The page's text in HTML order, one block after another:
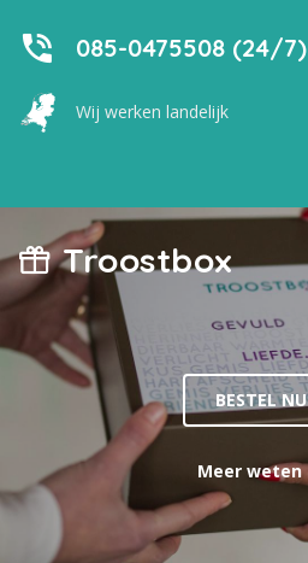
085-0475508 (24/7)
Wij werken landelijk
Troostbox
BESTEL NU
Meer weten